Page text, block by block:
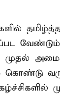
வேண்டும்
முதல்
கொண்டு